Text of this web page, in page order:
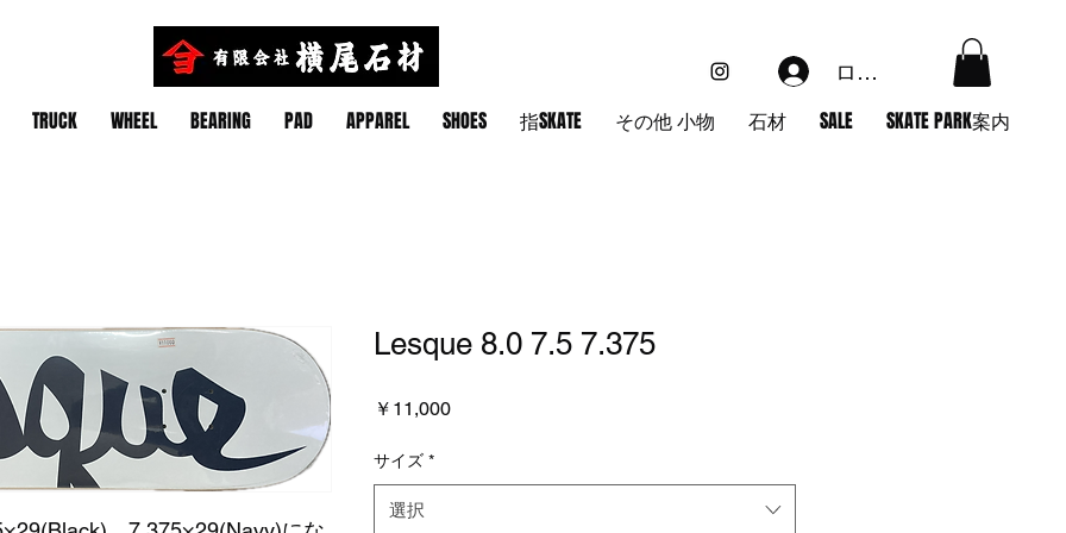
ログイン
TRUCK WHEEL BEARING PAD APPAREL SHOES 指SKATE その他 小物 石材 SALE SKATE PARK案内
Lesque 8.0 7.5 7.375
￥11,000価
サイズ *
選択